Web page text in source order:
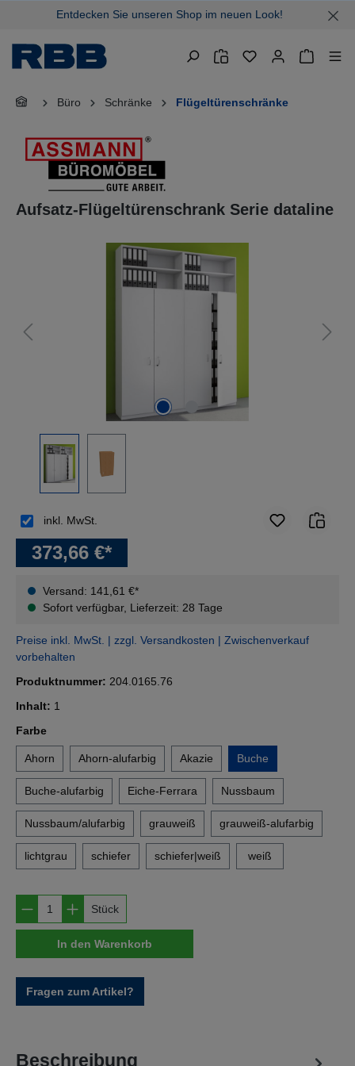
springenEntdecken Sie unseren Shop im neuen Look!
Büro Schränke Flügeltürenschränke
Aufsatz-Flügeltürenschrank Serie dataline
Bildergalerie überspringen
373,66 €*
Versand: 141,61 €*
Sofort verfügbar, Lieferzeit: 28 Tage
inkl. MwSt.
Preise inkl. MwSt. | zzgl. Versandkosten | Zwischenverkauf
vorbehalten
Produktnummer: 204.0165.76
Inhalt: 1
Farbeauswählen
Ahorn Ahorn-alufarbig Akazie Buche
Buche-alufarbig Eiche-Ferrara Nussbaum
Nussbaum/alufarbig grauweiß grauweiß-alufarbig
lichtgrau schiefer schiefer|weiß weiß
Produkt Anzahl: Gib den gewünschten
Stück
In den Warenkorb
Fragen zum Artikel?
Beschreibung